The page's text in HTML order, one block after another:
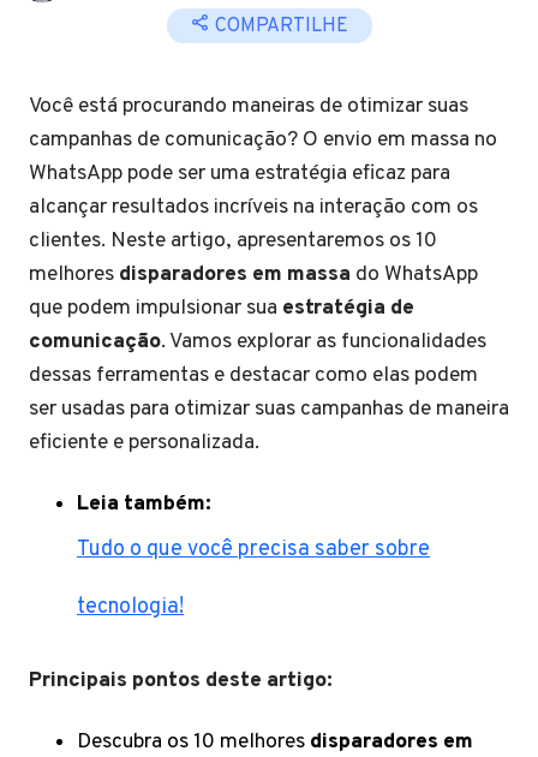
COMPARTILHE
Você está procurando maneiras de otimizar suas
campanhas de comunicação? O envio em massa no
WhatsApp pode ser uma estratégia eficaz para
alcançar resultados incríveis na interação com os
clientes. Neste artigo, apresentaremos os 10
melhores disparadores em massa do WhatsApp
que podem impulsionar sua estratégia de
comunicação. Vamos explorar as funcionalidades
dessas ferramentas e destacar como elas podem
ser usadas para otimizar suas campanhas de maneira
eficiente e personalizada.
Leia também:
Tudo o que você precisa saber sobre
tecnologia!
Principais pontos deste artigo:
Descubra os 10 melhores disparadores em